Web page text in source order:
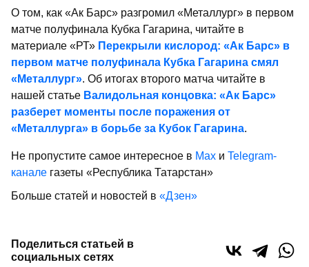
О том, как «Ак Барс» разгромил «Металлург» в первом
матче полуфинала Кубка Гагарина, читайте в
материале «РТ» Перекрыли кислород: «Ак Барс» в
первом матче полуфинала Кубка Гагарина смял
«Металлург». Об итогах второго матча читайте в
нашей статье Валидольная концовка: «Ак Барс»
разберет моменты после поражения от
«Металлурга» в борьбе за Кубок Гагарина.
Не пропустите самое интересное в Max и Telegram-
канале газеты «Республика Татарстан»
Больше статей и новостей в «Дзен»
Поделиться статьей в
социальных сетях